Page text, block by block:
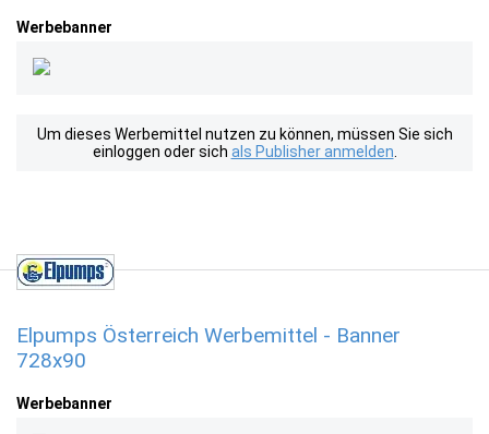
Werbebanner
Um dieses Werbemittel nutzen zu können, müssen Sie sich
einloggen oder sich als Publisher anmelden
Elpumps Österreich Werbemittel - Banner
728x90
Werbebanner